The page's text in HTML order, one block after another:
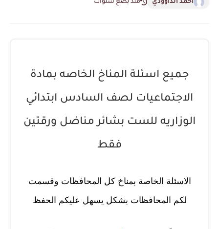
احمد الداوودي منذ بضع سنوات
جميع اسئلة المناخ الخاصه بمادة
الاجتماعيات لصف السادس ابتدائي
الوزاريه للست بشائر مناضل ورقتين
فقط
الاسئلة الخاصة بمناخ كل المحافظات وقسمت
لكم المحافظات بشكل يسهل عليكم الحفظ